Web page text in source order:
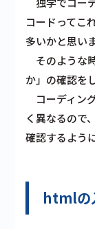
コードってこ
多いかと思い
そのような
か」の確認を
コーディン
く異なるので
確認するよう
htmlの